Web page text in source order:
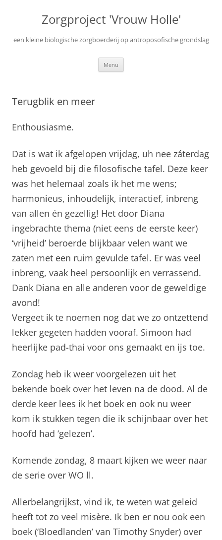
Zorgproject 'Vrouw Holle'
een kleine biologische zorgboerderij op antroposofische grondslag
Menu
Terugblik en meer
Enthousiasme.
Dat is wat ik afgelopen vrijdag, uh nee záterdag
heb gevoeld bij die filosofische tafel. Deze keer
was het helemaal zoals ik het me wens;
harmonieus, inhoudelijk, interactief, inbreng
van allen én gezellig! Het door Diana
ingebrachte thema (niet eens de eerste keer)
‘vrijheid’ beroerde blijkbaar velen want we
zaten met een ruim gevulde tafel. Er was veel
inbreng, vaak heel persoonlijk en verrassend.
Dank Diana en alle anderen voor de geweldige
avond!
Vergeet ik te noemen nog dat we zo ontzettend
lekker gegeten hadden vooraf. Simoon had
heerlijke pad-thai voor ons gemaakt en ijs toe.
Zondag heb ik weer voorgelezen uit het
bekende boek over het leven na de dood. Al de
derde keer lees ik het boek en ook nu weer
kom ik stukken tegen die ik schijnbaar over het
hoofd had ‘gelezen’.
Komende zondag, 8 maart kijken we weer naar
de serie over WO ll.
Allerbelangrijkst, vind ik, te weten wat geleid
heeft tot zo veel misère. Ik ben er nou ook een
boek (‘Bloedlanden’ van Timothy Snyder) over